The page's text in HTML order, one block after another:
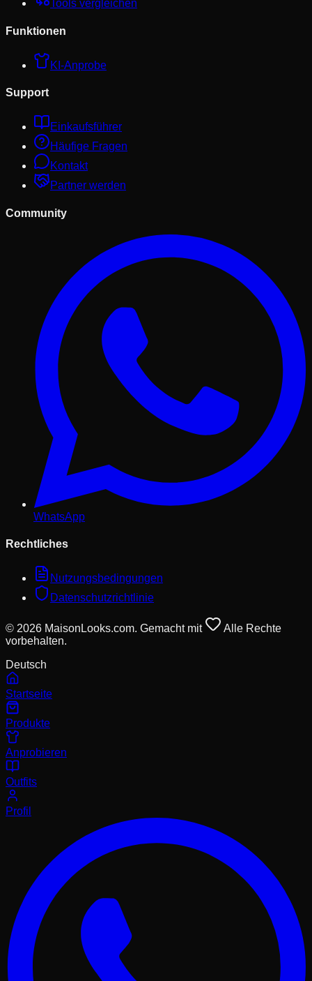
Tools vergleichen
Funktionen
KI-Anprobe
Support
Einkaufsführer
Häufige Fragen
Kontakt
Partner werden
Community
WhatsApp
Rechtliches
Nutzungsbedingungen
Datenschutzrichtlinie
© 2026 MaisonLooks.com. Gemacht mit
Alle Rechte
vorbehalten.
Deutsch
Startseite
Produkte
Anprobieren
Outfits
Profil